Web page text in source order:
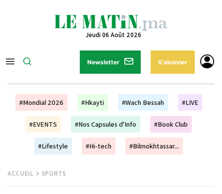
Jeudi 06 Août 2026
Newsletter S'abonner
#Mondial 2026 #Hkayti #Wach Bessah #LIVE
#EVENTS #Nos Capsules d'Info #Book Club
#Lifestyle #Hi-tech #Bilmokhtassar...
ACCUEIL SPORTS